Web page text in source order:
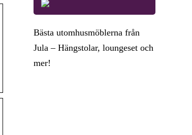
Bästa utomhusmöblerna från
Jula – Hängstolar, loungeset och
mer!